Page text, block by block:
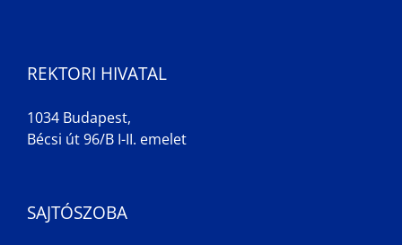
REKTORI HIVATAL
1034 Budapest,
Bécsi út 96/B I-II. emelet
SAJTÓSZOBA